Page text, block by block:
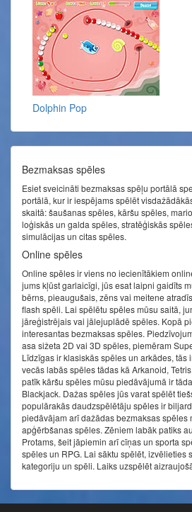
Dolphin Pop
Bezmaksas spēles
Esiet sveicināti bezmaksas spēļu portālā
portālā, kur ir iespējams spēlēt
skaitā: šaušanas spēles, kāršu spēles,
loģiskās un galda spēles, stratēģiskās
simulācijas un citas spēles.
Online spēles
Online spēles ir viens no iecienītākiem
jums kļūst garlaicīgi, jūs esat laipni gaidīts
bērns, pieaugušais, zēns vai meitene
flash spēli. Lai spēlētu spēles mūsu saitā,
jāreģistrējais vai jālejuplādē spēles. Kopā
interesantas bezmaksas spēles.
asa sižeta 2D vai 3D spēles, piemēram
Līdzīgas ir klasiskās spēles un arkādes, tās
vecās labās spēles tādas kā Arkanoid,
patīk kāršu spēles mūsu piedāvājumā ir
Blackjack. Dažas spēles jūs varat spēlēt
populārakās daudzspēlētāju spēles ir
piedāvājam arī dažādas bezmaksas spēles
apģērbšanas spēles. Zēniem labāk patiks
Protams, šeit jāpiemin arī cīņas un sporta
spēles un RPG. Lai sāktu spēlēt, izvēlieties
kategoriju un spēli. Laiks uzspēlēt